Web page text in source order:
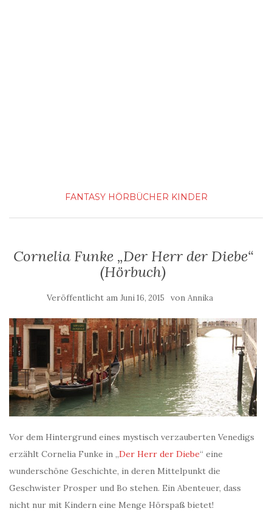
FANTASY HÖRBÜCHER KINDER
Cornelia Funke „Der Herr der Diebe“
(Hörbuch)
Veröffentlicht am Juni 16, 2015 von Annika
Vor dem Hintergrund eines mystisch verzauberten Venedigs
erzählt Cornelia Funke in „Der Herr der Diebe“ eine
wunderschöne Geschichte, in deren Mittelpunkt die
Geschwister Prosper und Bo stehen. Ein Abenteuer, dass
nicht nur mit Kindern eine Menge Hörspaß bietet!